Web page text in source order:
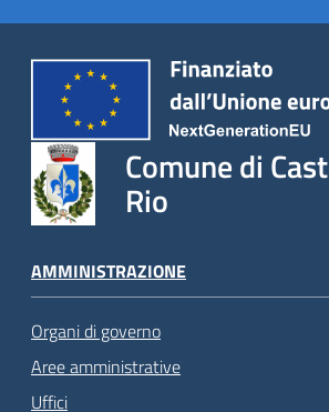
Comune di
Rio
AMMINISTRAZIONE
Organi di governo
Aree amministrative
Uffici